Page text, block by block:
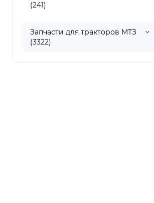
(241)
Запчасти для тракторов МТЗ
(3322)